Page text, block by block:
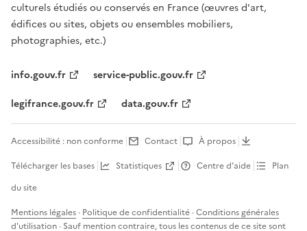
culturels étudiés ou conservés en France (œuvres d'art,
édifices ou sites, objets ou ensembles mobiliers,
photographies, etc.)
info.gouv.fr
service-public.gouv.fr
legifrance.gouv.fr
data.gouv.fr
Accessibilité : non conforme Contact
À propos
Télécharger les bases
Statistiques Centre d’aide
Plan
du site
Mentions légales · Politique de confidentialité ·Conditions générales
d'utilisation · Sauf mention contraire, tous les contenus de ce site sont